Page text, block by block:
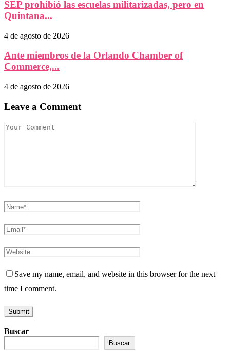
SEP prohibió las escuelas militarizadas, pero en
Quintana...
4 de agosto de 2026
Ante miembros de la Orlando Chamber of
Commerce,...
4 de agosto de 2026
Leave a Comment
Save my name, email, and website in this browser for the next
time I comment.
Buscar
Buscar